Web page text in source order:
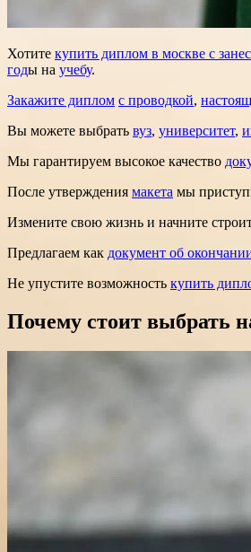
Хотите купить диплом в москве с
годы на учебу.
Закажите диплом с проводкой,
Вы можете выбрать вуз, университет,
Мы гарантируем высокое качество
После утверждения макета мы
Измените свою жизнь и начните
Предлагаем как документ об
Не упустите возможность купить
Почему стоит выбрать